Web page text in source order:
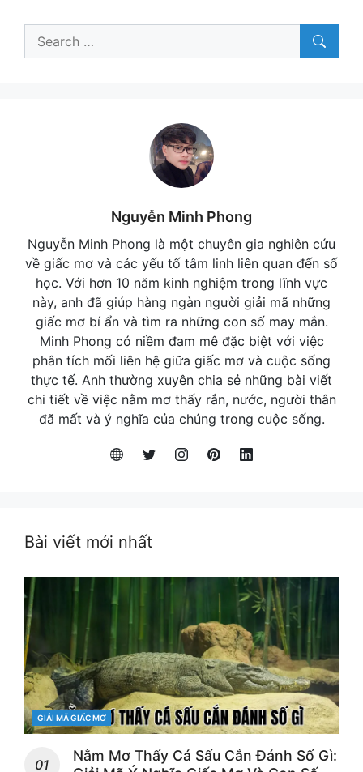
Search
Nguyễn Minh Phong
Nguyễn Minh Phong là một chuyên gia nghiên cứu
về giấc mơ và các yếu tố tâm linh liên quan đến số
học. Với hơn 10 năm kinh nghiệm trong lĩnh vực
này, anh đã giúp hàng ngàn người giải mã những
giấc mơ bí ẩn và tìm ra những con số may mắn.
Minh Phong có niềm đam mê đặc biệt với việc
phân tích mối liên hệ giữa giấc mơ và cuộc sống
thực tế. Anh thường xuyên chia sẻ những bài viết
chi tiết về việc nằm mơ thấy rắn, nước, người thân
đã mất và ý nghĩa của chúng trong cuộc sống.
Bài viết mới nhất
CATEGORIES
GIẢI MÃ GIẤC MƠ
Nằm Mơ Thấy Cá Sấu Cắn Đánh Số Gì: